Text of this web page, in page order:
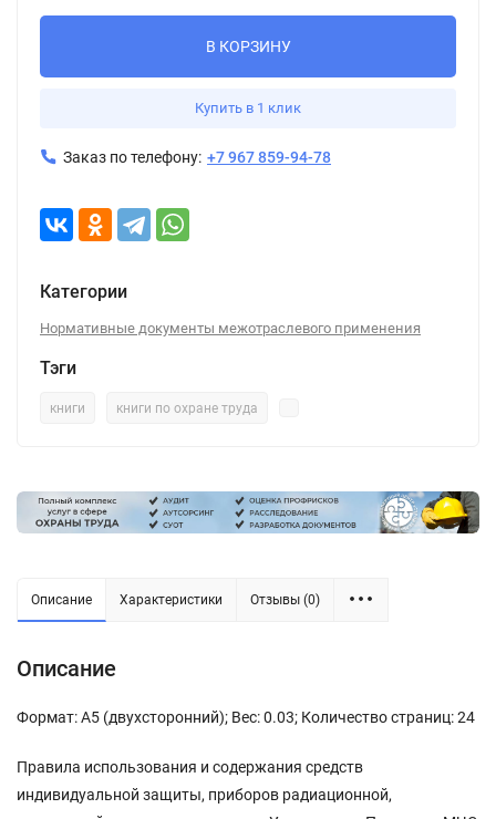
В КОРЗИНУ
Купить в 1 клик
Заказ по телефону: +7 967 859-94-78
Категории
Нормативные документы межотраслевого применения
Тэги
книги книги по охране труда
Описание Характеристики Отзывы (0)
Описание
Формат: А5 (двухсторонний); Вес: 0.03; Количество страниц: 24
Правила использования и содержания средств
индивидуальной защиты, приборов радиационной,